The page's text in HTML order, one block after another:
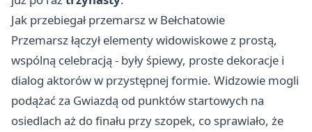
Jak przebiegał przemarsz w Bełchatowie
Przemarsz łączył elementy widowiskowe z prostą,
wspólną celebracją - były śpiewy, proste dekoracje i
dialog aktorów w przystępnej formie. Widzowie mogli
podążać za Gwiazdą od punktów startowych na
osiedlach aż do finału przy szopek, co sprawiało, że